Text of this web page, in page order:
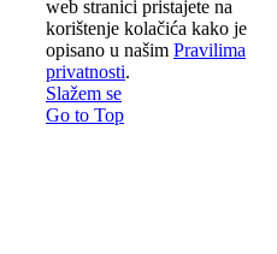
web stranici pristajete na
korištenje kolačića kako je
opisano u našim Pravilima
privatnosti.
Slažem se
Go to Top